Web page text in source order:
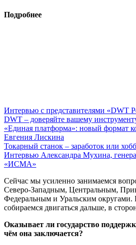
Подробнее
Интервью с представителями «DWT
DWT – доверяйте вашему
«Единая платформа»: новый формат
Евгения Лискина
Токарный станок – заработок или
Интервью Александра Мухина,
«ИСМА»
Сейчас мы усиленно занимаемся
Северо-Западным, Центральным,
Федеральным и Уральским округами.
собираемся двигаться дальше, в
Оказывает ли государство
чём она заключается?